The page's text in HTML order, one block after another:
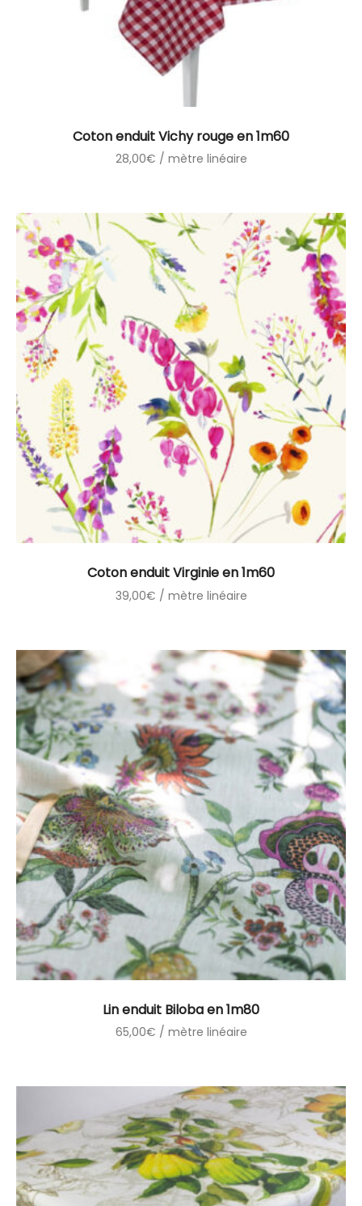
Coton enduit Vichy rouge en 1m60
28,00€ / mètre linéaire
Coton enduit Virginie en 1m60
39,00€ / mètre linéaire
Lin enduit Biloba en 1m80
65,00€ / mètre linéaire